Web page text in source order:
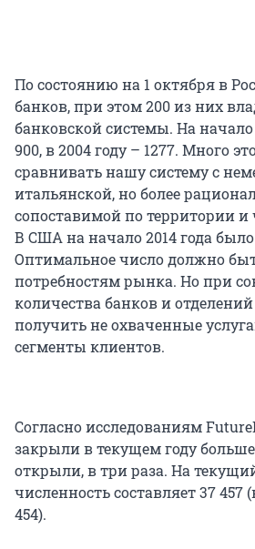
По состоянию на 1 октября в
банков, при этом 200 из них
банковской системы. На начало
900, в 2004 году – 1277. Много
сравнивать нашу систему с
итальянской, но более
сопоставимой по территории и
В США на начало 2014 года было
Оптимальное число должно
потребностям рынка. Но при
количества банков и отделений
получить не охваченные
сегменты клиентов.
Согласно исследованиям
закрыли в текущем году
открыли, в три раза. На
численность составляет 37 457
454).